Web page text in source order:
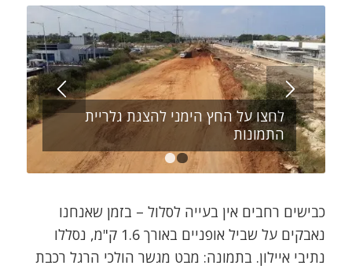
1 2
לחצו על החץ הימני להצגת גלריית
התמונות
כבישים רחבים אין בעייה לסלול – בזמן שאנחנו
נאבקים על שביל אופניים באורך 1.6 ק"מ, נסללו
נתיבי איילון. בתמונה: מבט מגשר הולכי הרגל רכבת